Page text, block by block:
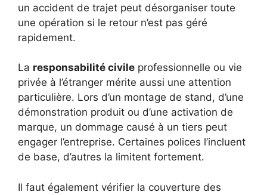
un accident de trajet peut désorganiser toute
une opération si le retour n’est pas géré
rapidement.
La responsabilité civile professionnelle ou vie
privée à l’étranger mérite aussi une attention
particulière. Lors d’un montage de stand, d’une
démonstration produit ou d’une activation de
marque, un dommage causé à un tiers peut
engager l’entreprise. Certaines polices l’incluent
de base, d’autres la limitent fortement.
Il faut également vérifier la couverture des